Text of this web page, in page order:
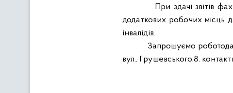
При здачі звітів
додаткових робочих місць
інвалідів.
Запрошуємо
вул.. Грушевського,8.